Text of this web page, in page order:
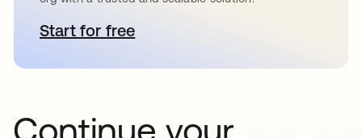
Start for freese abre en una pestaña nueva
Continue your